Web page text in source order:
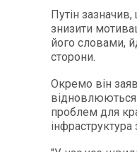
Путін
знизити
його словами,
сторони.
Окремо він
відновлюються
проблем для